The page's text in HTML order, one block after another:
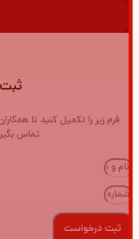
فرم زیر را تکمیل کنید تا
تماس
ثبت درخواست